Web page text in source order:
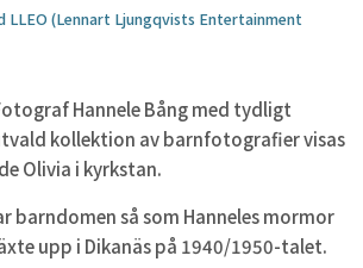
LLEO (Lennart Ljungqvists Entertainment
Hannele Bång med tydligt
kollektion av barnfotografier visas
Olivia i kyrkstan.
barndomen så som Hanneles mormor
upp i Dikanäs på 1940/1950-talet.